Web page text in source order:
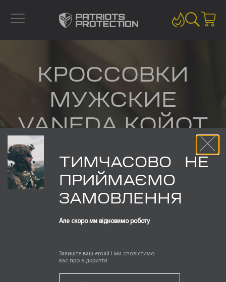
КРОССОВКИ
МУЖСКИЕ
VANEDA КОЙОТ
ТАКТИЧНІ
КРОСІВКИ
ЧОЛОВІЧІ
VANEDA КОЙОТ
ТИМЧАСОВО НЕ
ПРИЙМАЄМО
ЗАМОВЛЕННЯ
Але скоро ми відновимо роботу
Залиште ваш email і ми сповістимо
вас про відкриття